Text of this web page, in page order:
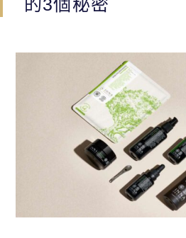
的3個秘密